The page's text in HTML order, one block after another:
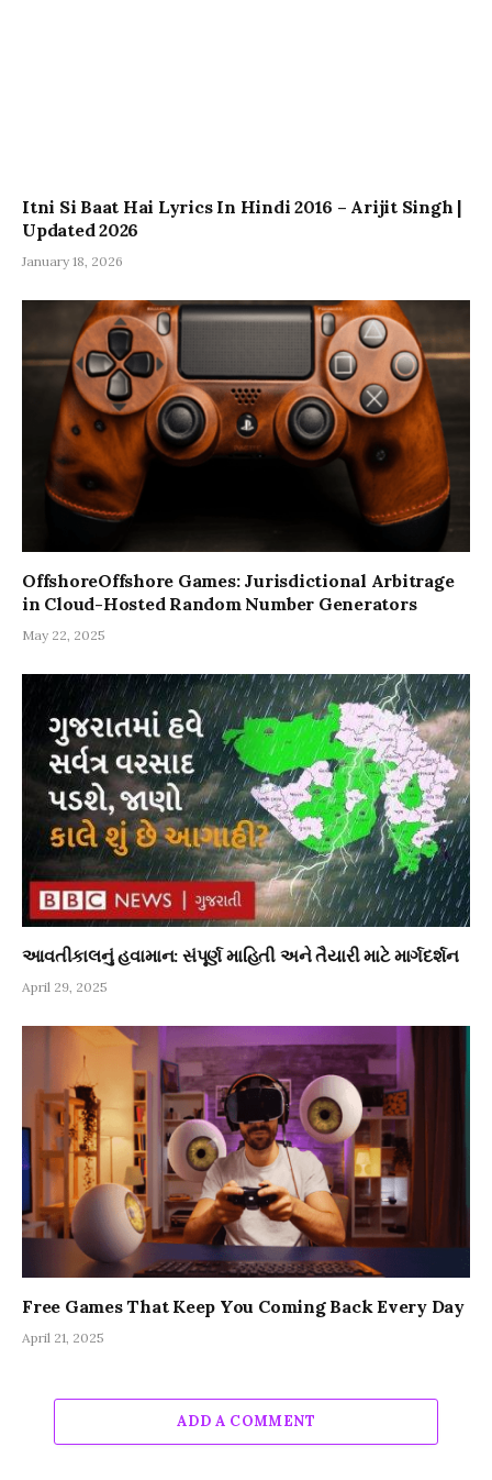
Itni Si Baat Hai Lyrics In Hindi 2016 – Arijit Singh |
Updated 2026
January 18, 2026
OffshoreOffshore Games: Jurisdictional Arbitrage
in Cloud-Hosted Random Number Generators
May 22, 2025
આવતીકાલનું હવામાન: સંપૂર્ણ માહિતી અને તૈયારી માટે માર્ગદર્શન
April 29, 2025
Free Games That Keep You Coming Back Every Day
April 21, 2025
ADD A COMMENT